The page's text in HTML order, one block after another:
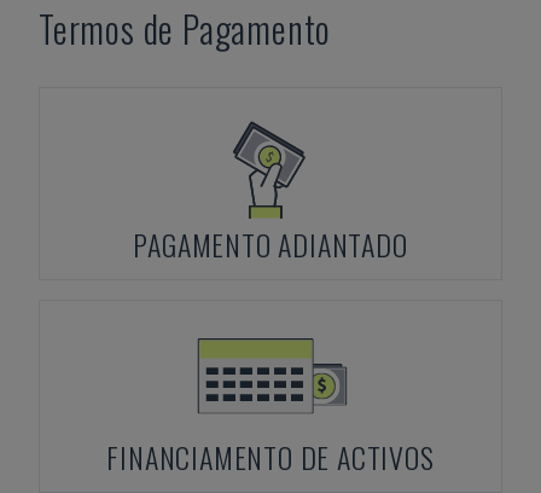
Termos de Pagamento
PAGAMENTO ADIANTADO
FINANCIAMENTO DE ACTIVOS